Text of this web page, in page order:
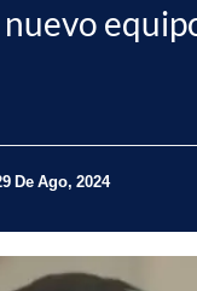
De Ago, 2024